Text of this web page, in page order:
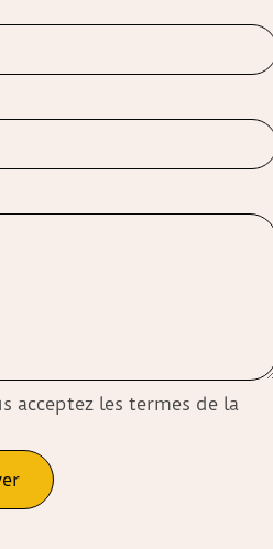
acceptez les termes de la